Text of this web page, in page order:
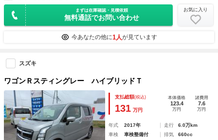
まずは在庫確認・見積依頼
無料通話でお問い合わせ
お気に入り
今あなたの他に1人が見ています
スズキ
ワゴンＲスティングレー ハイブリッドＴ
支払総額(税込)
131 万円
本体価格
123.4
万円
諸費用
7.6
万円
年式 2017年 走行
6.0万km
車検
車検整備付 排気
660cc